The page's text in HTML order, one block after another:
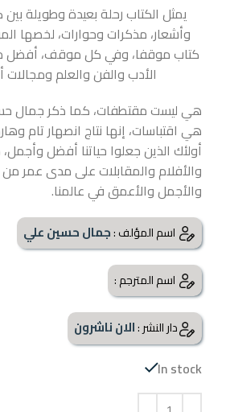
يمثل الكتاب رحلة بعيدة وطويلة بين
وأشعار، مذكرات وحوارات، لخصها
كتاب موقفا، وفي كل موقف، أفضل ما
الأدب والفن والعلم
هي ليست مقتطفات، كما ذكر جمال
هي اقتباسات، إنها نتاج انصهار تام
أولئك الذين جعلوا حياتنا أفضل
والأفلام والمقابلات على مدى عمر
والأجمل والأعمق في عالمنا.
اسم المؤلف :جمال حسين علي
اسم المترجم :
دار النشر :الان ناشرون
In stock